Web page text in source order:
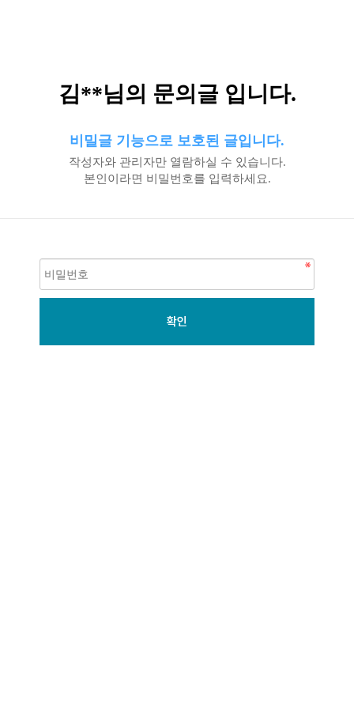
김**님의 문의글 입니다.
비밀글 기능으로 보호된 글입니다.
작성자와 관리자만 열람하실 수 있습니다.
본인이라면 비밀번호를 입력하세요.